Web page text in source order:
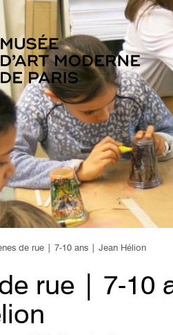
de rue | 7-10 ans | Jean Hélion
rue | 7-10